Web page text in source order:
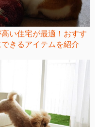
い住宅が最適！おすす
きるアイテムを紹介